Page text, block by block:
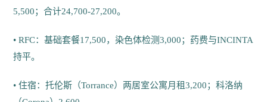
5,500；合计24,700-27,200。
• RFC：基础套餐17,500，染色体检测3,000；药费与INCINTA
持平。
• 住宿：托伦斯（Torrance）两居室公寓月租3,200；科洛纳